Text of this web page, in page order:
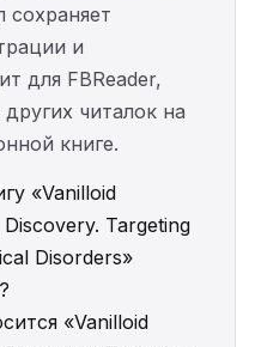
сохраняет
и
для FBReader,
читалок на
книге.
«Vanilloid
Targeting
Disorders»
«Vanilloid